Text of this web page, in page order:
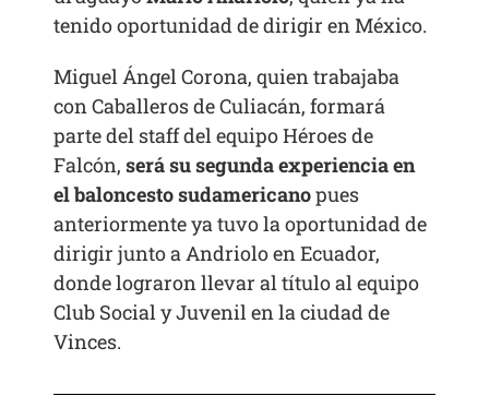
tenido oportunidad de dirigir en México.
Miguel Ángel Corona, quien trabajaba
con Caballeros de Culiacán, formará
parte del staff del equipo Héroes de
Falcón,será su segunda experiencia en
el baloncesto sudamericanopues
anteriormente ya tuvo la oportunidad de
dirigir junto a Andriolo en Ecuador,
donde lograron llevar al título al equipo
Club Social y Juvenil en la ciudad de
Vinces.